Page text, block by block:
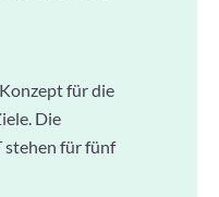
für die
Die
stehen für fünf